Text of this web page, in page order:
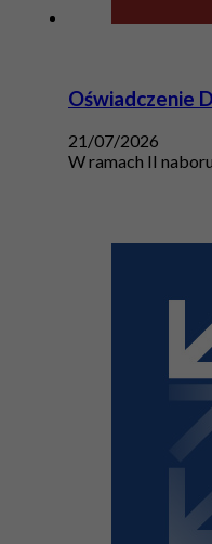
Oświadczenie
21/07/2026
W ramach II